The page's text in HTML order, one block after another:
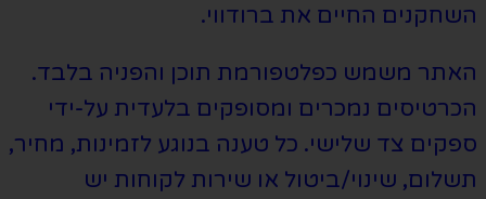
השחקנים החיים את ברודווי.
האתר משמש כפלטפורמת תוכן והפניה בלבד.
הכרטיסים נמכרים ומסופקים בלעדית על-ידי
ספקים צד שלישי. כל טענה בנוגע לזמינות, מחיר,
תשלום, שינוי/ביטול או שירות לקוחות יש